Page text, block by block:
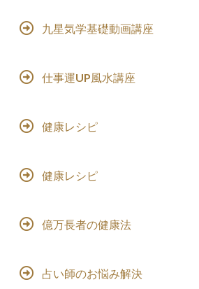
九星気学基礎動画講座
仕事運UP風水講座
健康レシピ
健康レシピ
億万長者の健康法
占い師のお悩み解決